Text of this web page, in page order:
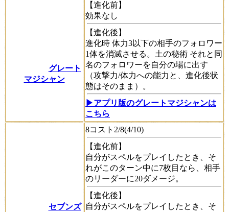
グレート
マジシャン
【進化前】
効果なし
【進化後】
進化時 体力3以下の相手のフォロワー
1体を消滅させる。 土の秘術 それと同
名のフォロワーを自分の場に出す
（攻撃力/体力への能力と、進化後状
態はそのまま）。
▶アプリ版のグレートマジシャンは
こちら
セブンズ
8コスト2/8(4/10)
【進化前】
自分がスペルをプレイしたとき、そ
れがこのターン中に7枚目なら、相手
のリーダーに20ダメージ。
【進化後】
自分がスペルをプレイしたとき、そ